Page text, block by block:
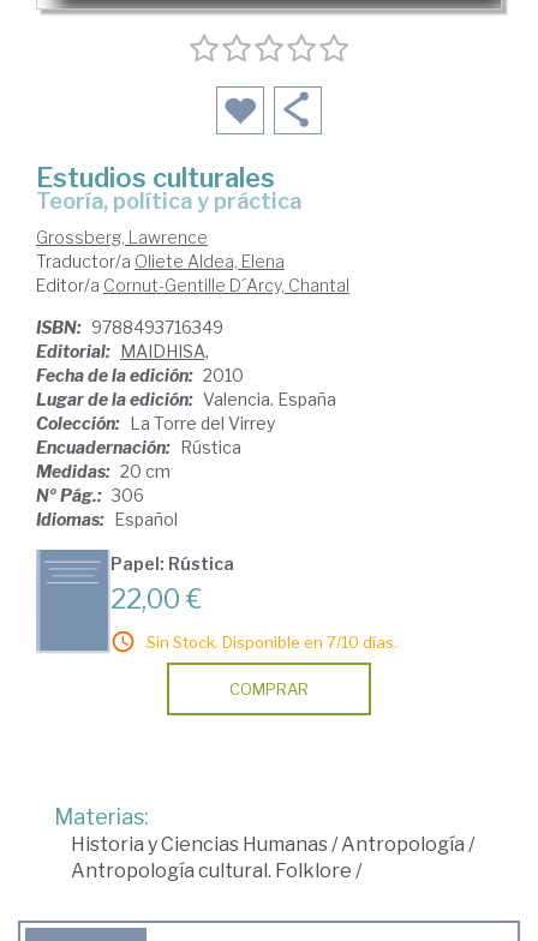
Estudios culturales
teoría, política y práctica
Grossberg, Lawrence
Traductor/a Oliete Aldea, Elena
Editor/a Cornut-Gentille D´Arcy, Chantal
ISBN: 9788493716349
Editorial: MAIDHISA,
Fecha de la edición: 2010
Lugar de la edición: Valencia. España
Colección: La Torre del Virrey
Encuadernación: Rústica
Medidas: 20 cm
Nº Pág.: 306
Idiomas: Español
Papel: Rústica
22,00 €
Sin Stock. Disponible en 7/10 días.
COMPRAR
Materias:
Historia y Ciencias Humanas/Antropología /
Antropología cultural. Folklore /